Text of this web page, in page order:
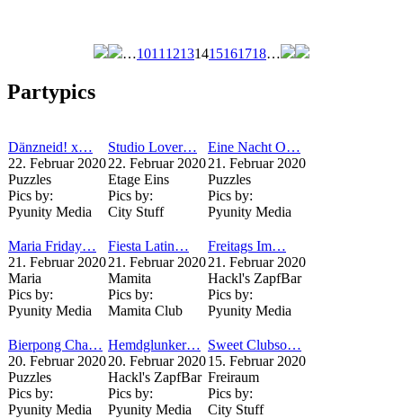
…1011 12131415161718…
Partypics
Dänzneid! x…
22. Februar 2020
Puzzles
Pics by:
Pyunity Media
Studio Lover…
22. Februar 2020
Etage Eins
Pics by:
City Stuff
Eine Nacht O…
21. Februar 2020
Puzzles
Pics by:
Pyunity Media
Maria Friday…
21. Februar 2020
Maria
Pics by:
Pyunity Media
Fiesta Latin…
21. Februar 2020
Mamita
Pics by:
Mamita Club
Freitags Im…
21. Februar 2020
Hackl's ZapfBar
Pics by:
Pyunity Media
Bierpong Cha…
20. Februar 2020
Puzzles
Pics by:
Pyunity Media
Hemdglunker…
20. Februar 2020
Hackl's ZapfBar
Pics by:
Pyunity Media
Sweet Clubso…
15. Februar 2020
Freiraum
Pics by:
City Stuff